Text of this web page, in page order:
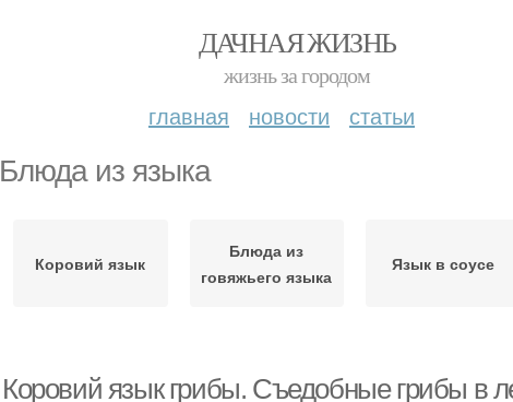
ДАЧНАЯ ЖИЗНЬ
жизнь за городом
главная новости статьи
Блюда из языка
Коровий язык
Блюда из
говяжьего языка
Язык в соусе
Коровий язык грибы. Съедобные грибы в